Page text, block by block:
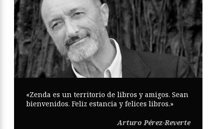
«Zenda es un territorio de libros y amigos. Sean
bienvenidos. Feliz estancia y felices libros.»
Arturo Pérez-Reverte